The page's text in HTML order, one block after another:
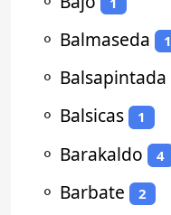
⚬ Balmaseda 1
⚬ Balsapintada
⚬ Balsicas 1
⚬ Barakaldo 4
⚬ Barbate 2